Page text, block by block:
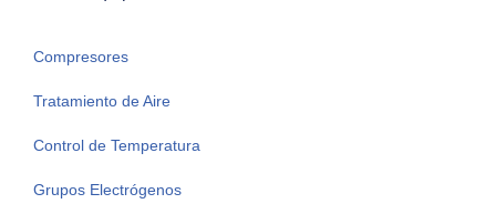
Compresores
Tratamiento de Aire
Control de Temperatura
Grupos Electrógenos